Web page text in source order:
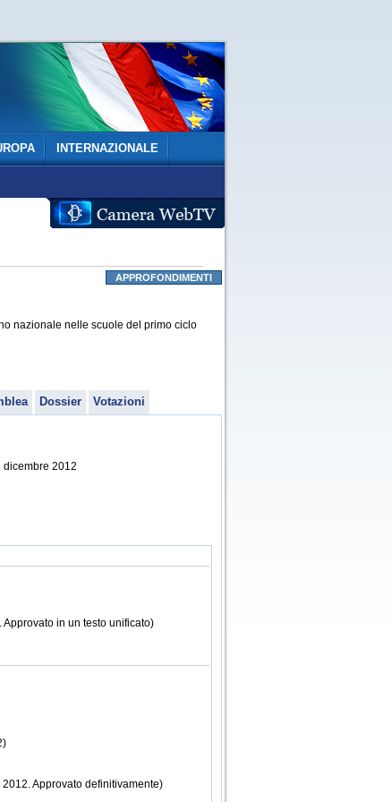
INTERNAZIONALE
APPROFONDIMENTI
nazionale nelle scuole del primo ciclo
Dossier Votazioni
dicembre 2012
in un testo unificato)
Approvato definitivamente)